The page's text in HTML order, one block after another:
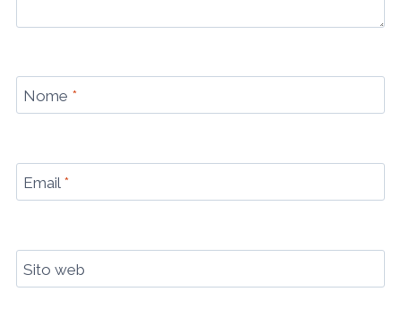
Nome *
Email *
Sito web